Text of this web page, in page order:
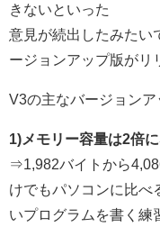
きないといった
意見が続出したみたい
ージョンアップ版がリ
V3の主なバージョンア
1)メモリー容量は2倍に
⇒1,982バイトから
けでもパソコンに比べ
いプログラムを書く練